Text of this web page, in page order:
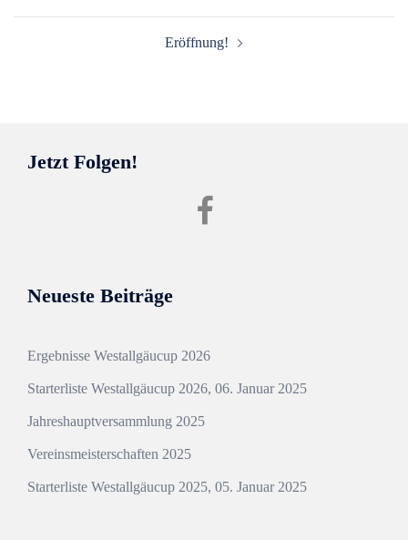
Eröffnung!
Jetzt Folgen!
Facebook
SvHgw
Neueste Beiträge
Ergebnisse Westallgäucup 2026
Starterliste Westallgäucup 2026, 06. Januar 2025
Jahreshauptversammlung 2025
Vereinsmeisterschaften 2025
Starterliste Westallgäucup 2025, 05. Januar 2025